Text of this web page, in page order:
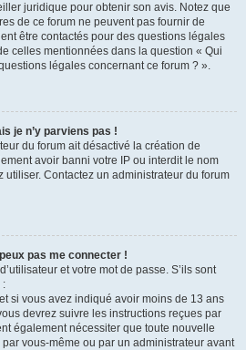
juridique pour obtenir son avis. Notez que
de ce forum ne peuvent pas fournir de
être contactés pour des questions légales
celles mentionnées dans la question « Qui
légales concernant ce forum ? ».
je n’y parviens pas !
du forum ait désactivé la création de
avoir banni votre IP ou interdit le nom
utiliser. Contactez un administrateur du forum
pas me connecter !
et votre mot de passe. S’ils sont
:
si vous avez indiqué avoir moins de 13 ans
devrez suivre les instructions reçues par
également nécessiter que toute nouvelle
vous-même ou par un administrateur avant